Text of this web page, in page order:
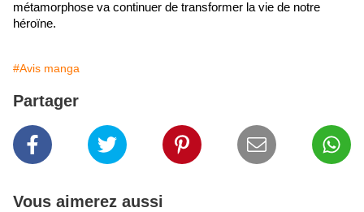
métamorphose va continuer de transformer la vie de notre
héroïne.
#Avis manga
Partager
Vous aimerez aussi